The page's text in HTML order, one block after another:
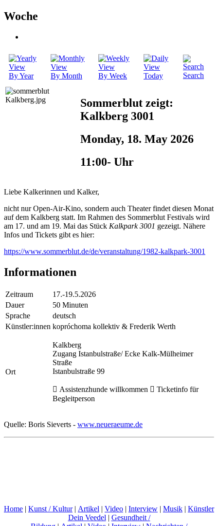
Woche
By Year By Month By Week Today Search
Sommerblut zeigt:
Kalkberg 3001
Monday, 18. May 2026
11:00- Uhr
Liebe Kalkerinnen und Kalker,
nicht nur Open-Air-Kino, sondern auch Theater findet diesen Monat
auf dem Kalkberg statt. Im Rahmen des Sommerblut Festivals wird
am 17. und am 19. Mai das Stück Kalkpark 3001 gezeigt. Nähere
Infos und Tickets gibt es hier:
https://www.sommerblut.de/de/veranstaltung/1982-kalkpark-3001
Informationen
Zeitraum
17.-19.5.2026
Dauer
50 Minuten
Sprache
deutsch
Künstler:innen kopróchoma kollektiv & Frederik Werth
Ort
Kalkberg
Zugang Istanbulstraße/ Ecke Kalk-Mülheimer
Straße
Istanbulstraße 99
 Assistenzhunde willkommen  Ticketinfo für
Begleitperson
Quelle: Boris Sieverts - www.neueraeume.de
Home | Kunst / Kultur| Artikel | Video | Interview | Musik | Künstler
Dein Veedel | Gesundheit /